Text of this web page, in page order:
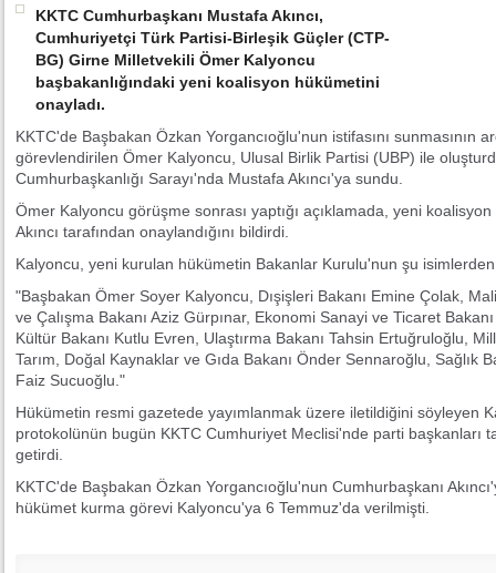
KKTC Cumhurbaşkanı Mustafa Akıncı,
Cumhuriyetçi Türk Partisi-Birleşik Güçler (CTP-
BG) Girne Milletvekili Ömer Kalyoncu
başbakanlığındaki yeni koalisyon hükümetini
onayladı.
KKTC'de Başbakan Özkan Yorgancıoğlu'nun istifasını sunmasının
görevlendirilen Ömer Kalyoncu, Ulusal Birlik Partisi (UBP) ile
Cumhurbaşkanlığı Sarayı'nda Mustafa Akıncı'ya sundu.
Ömer Kalyoncu görüşme sonrası yaptığı açıklamada, yeni
Akıncı tarafından onaylandığını bildirdi.
Kalyoncu, yeni kurulan hükümetin Bakanlar Kurulu'nun şu isimlerden
"Başbakan Ömer Soyer Kalyoncu, Dışişleri Bakanı Emine Çolak,
ve Çalışma Bakanı Aziz Gürpınar, Ekonomi Sanayi ve Ticaret
Kültür Bakanı Kutlu Evren, Ulaştırma Bakanı Tahsin Ertuğruloğlu,
Tarım, Doğal Kaynaklar ve Gıda Bakanı Önder Sennaroğlu, Sağlık
Faiz Sucuoğlu."
Hükümetin resmi gazetede yayımlanmak üzere iletildiğini söyleyen
protokolünün bugün KKTC Cumhuriyet Meclisi'nde parti başkanları
getirdi.
KKTC'de Başbakan Özkan Yorgancıoğlu'nun Cumhurbaşkanı
hükümet kurma görevi Kalyoncu'ya 6 Temmuz'da verilmişti.